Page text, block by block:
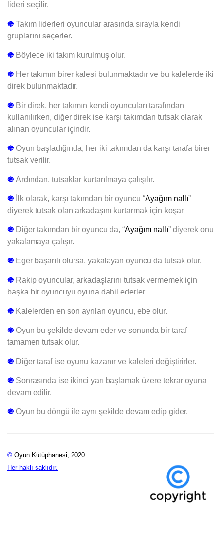
lideri seçilir.
֍ Takım liderleri oyuncular arasında sırayla kendi
gruplarını seçerler.
֍ Böylece iki takım kurulmuş olur.
֍ Her takımın birer kalesi bulunmaktadır ve bu kalelerde iki
direk bulunmaktadır.
֍ Bir direk, her takımın kendi oyuncuları tarafından
kullanılırken, diğer direk ise karşı takımdan tutsak olarak
alınan oyuncular içindir.
֍ Oyun başladığında, her iki takımdan da karşı tarafa birer
tutsak verilir.
֍ Ardından, tutsaklar kurtarılmaya çalışılır.
֍ İlk olarak, karşı takımdan bir oyuncu “Ayağım nallı”
diyerek tutsak olan arkadaşını kurtarmak için koşar.
֍ Diğer takımdan bir oyuncu da, “Ayağım nallı” diyerek onu
yakalamaya çalışır.
֍ Eğer başarılı olursa, yakalayan oyuncu da tutsak olur.
֍ Rakip oyuncular, arkadaşlarını tutsak vermemek için
başka bir oyuncuyu oyuna dahil ederler.
֍ Kalelerden en son ayrılan oyuncu, ebe olur.
֍ Oyun bu şekilde devam eder ve sonunda bir taraf
tamamen tutsak olur.
֍ Diğer taraf ise oyunu kazanır ve kaleleri değiştirirler.
֍ Sonrasında ise ikinci yarı başlamak üzere tekrar oyuna
devam edilir.
֍ Oyun bu döngü ile aynı şekilde devam edip gider.
© Oyun Kütüphanesi, 2020.
Her haklı saklıdır.